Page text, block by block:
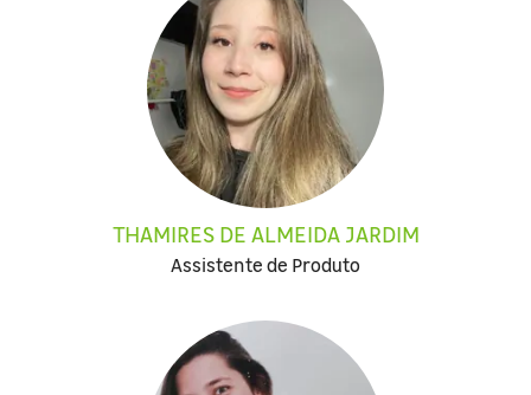
THAMIRES DE ALMEIDA JARDIM
Assistente de Produto